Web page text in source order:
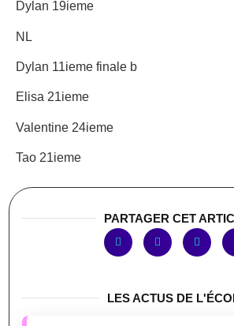
Dylan 19ieme
NL
Dylan 11ieme finale b
Elisa 21ieme
Valentine 24ieme
Tao 21ieme
PARTAGER CET
LES ACTUS DE